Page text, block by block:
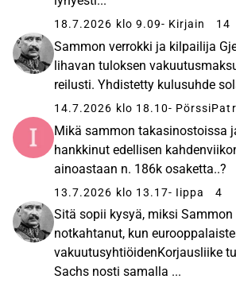
18.7.2026 klo 9.09- Kirjain 14
Sammon verrokki ja kilpailija
lihavan tuloksen
reilusti. Yhdistetty kulusuhde
14.7.2026 klo 18.10-
Mikä sammon takasinostoissa
hankkinut edellisen
ainoastaan n. 186k osaketta..?
13.7.2026 klo 13.17- Iippa 4
Sitä sopii kysyä, miksi Sammon
notkahtanut, kun
vakuutusyhtiöiden​Korjausliike
Sachs nosti samalla ...